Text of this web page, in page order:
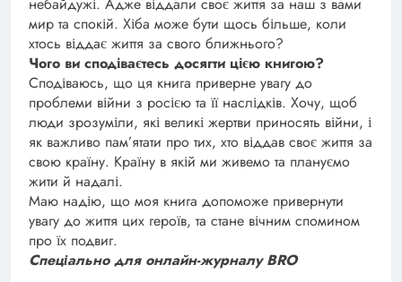
небайдужі. Адже віддали своє життя за наш з вами
мир та спокій. Хіба може бути щось більше, коли
хтось віддає життя за свого ближнього?
Чого ви сподіваєтесь досягти цією книгою?
Сподіваюсь, що ця книга приверне увагу до
проблеми війни з росією та її наслідків. Хочу, щоб
люди зрозуміли, які великі жертви приносять війни, і
як важливо пам’ятати про тих, хто віддав своє життя за
свою країну. Країну в якій ми живемо та плануємо
жити й надалі.
Маю надію, що моя книга допоможе привернути
увагу до життя цих героїв, та стане вічним спомином
про їх подвиг.
Спеціально для онлайн-журналу BRO